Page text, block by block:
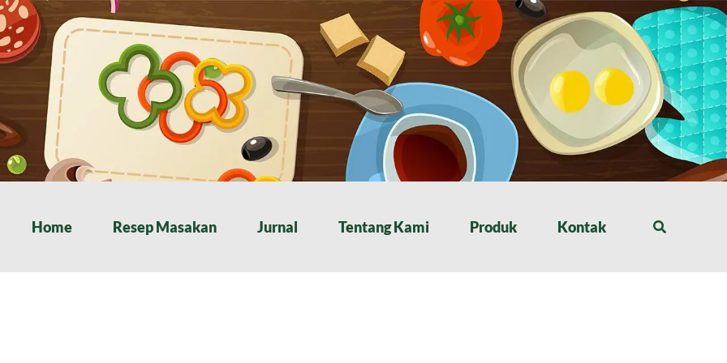
Home Resep Masakan Jurnal Tentang Kami Produk Kontak